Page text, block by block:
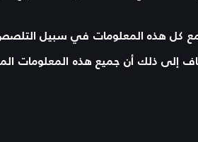
كل هذه المعلومات في سبيل التلصص
إلى ذلك أن جميع هذه المعلومات